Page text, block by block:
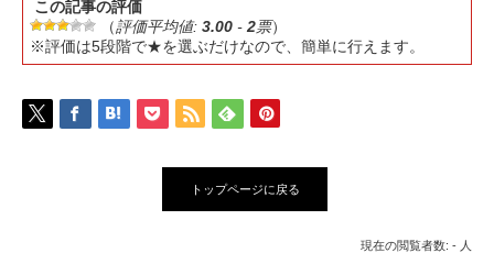
この記事の評価
（評価平均値: 3.00 - 2票）
※評価は5段階で★を選ぶだけなので、簡単に行えます。
トップページに戻る
現在の閲覧者数: - 人